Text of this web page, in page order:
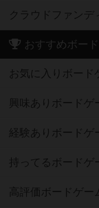
クラウドファンデ
おすすめボー
お気に入りボード
興味ありボードゲ
経験ありボードゲ
持ってるボードゲ
高評価ボードゲー